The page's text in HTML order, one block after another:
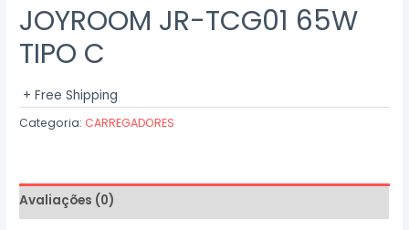
JOYROOM JR-TCG01 65W
TIPO C
+ Free Shipping
Categoria: CARREGADORES
Avaliações (0)